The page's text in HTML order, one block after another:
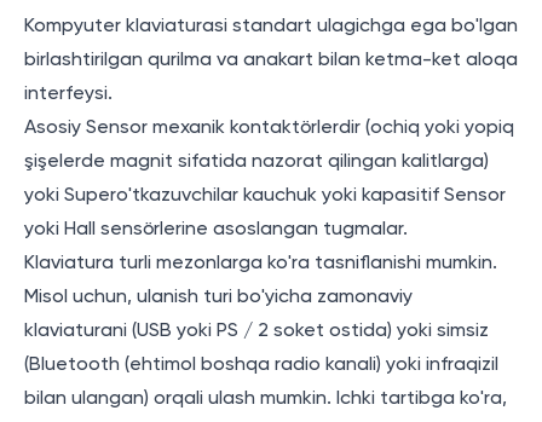
Kompyuter klaviaturasi standart ulagichga ega bo'lgan
birlashtirilgan qurilma va anakart bilan ketma-ket aloqa
interfeysi.
Asosiy Sensor mexanik kontaktörlerdir (ochiq yoki yopiq
şişelerde magnit sifatida nazorat qilingan kalitlarga)
yoki Supero'tkazuvchilar kauchuk yoki kapasitif Sensor
yoki Hall sensörlerine asoslangan tugmalar.
Klaviatura turli mezonlarga ko'ra tasniflanishi mumkin.
Misol uchun, ulanish turi bo'yicha zamonaviy
klaviaturani (USB yoki PS / 2 soket ostida) yoki simsiz
(Bluetooth (ehtimol boshqa radio kanali) yoki infraqizil
bilan ulangan) orqali ulash mumkin. Ichki tartibga ko'ra,